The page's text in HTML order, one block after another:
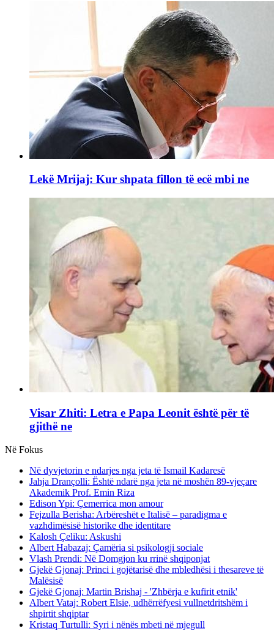
Lekë Mrijaj: Kur shpata fillon të ecë mbi ne
Visar Zhiti: Letra e Papa Leonit është për të
gjithë ne
Në Fokus
Në dyvjetorin e ndarjes nga jeta të Ismail Kadaresë
Jahja Drançolli: Është ndarë nga jeta në moshën 89-vjeçare
Akademik Prof. Emin Riza
Edison Ypi: Çemerrica mon amour
Fejzulla Berisha: Arbëreshët e Italisë – paradigma e
vazhdimësisë historike dhe identitare
Kalosh Çeliku: Askushi
Albert Habazaj: Çamëria si psikologji sociale
Vlash Prendi: Në Domgjon ku rrinë shqiponjat
Gjekë Gjonaj: Princi i gojëtarisë dhe mbledhësi i thesareve të
Malësisë
Gjekë Gjonaj: Martin Brishaj - 'Zhbërja e kufirit etnik'
Albert Vataj: Robert Elsie, udhërrëfyesi vullnetdritshëm i
shpirtit shqiptar
Kristaq Turtulli: Syri i nënës mbeti në mjegull